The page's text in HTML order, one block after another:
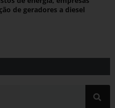
de geradores a diesel